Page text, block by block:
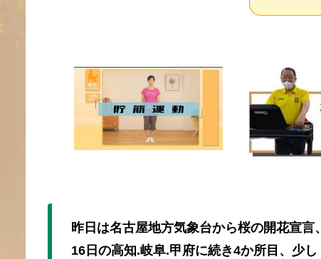
昨日は名古屋地方気象台から桜の開花宣言、
16日の高知.岐阜.甲府に続き4か所目、少し